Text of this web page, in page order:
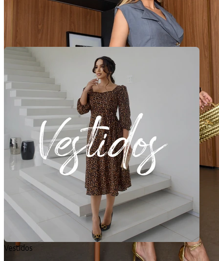
Vestidos